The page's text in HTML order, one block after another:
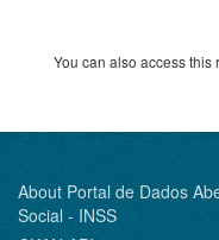
You can also access this
About Portal de Dados
Social - INSS